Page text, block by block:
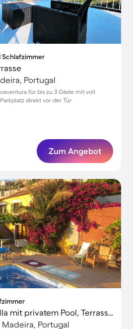
Schlafzimmer
Portugal
für bis zu 3 Gäste mit voll
direkt vor der Tür
Zum Angebot
Wunderschöne Villa mit privatem Pool, Terrasse und Garten
Madeira, Portugal